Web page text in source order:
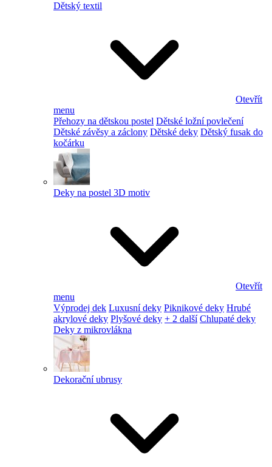
Dětský textil
Otevřít
menu
Přehozy na dětskou postel Dětské ložní povlečení
Dětské závěsy a záclony Dětské deky Dětský fusak do
kočárku
Deky na postel 3D motiv
Otevřít
menu
Výprodej dek Luxusní deky Piknikové deky Hrubé
akrylové deky Plyšové deky + 2 další Chlupaté deky
Deky z mikrovlákna
Dekorační ubrusy